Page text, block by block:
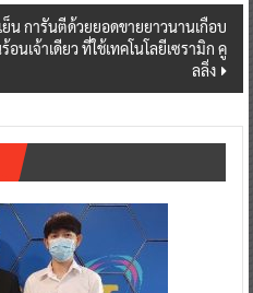
น การันตีด้วยยอดขายยาวนานเกือบ
เจ้าเดียว ที่ใช้เทคโนโลยีเซรามิก คู
ลลิ่ง